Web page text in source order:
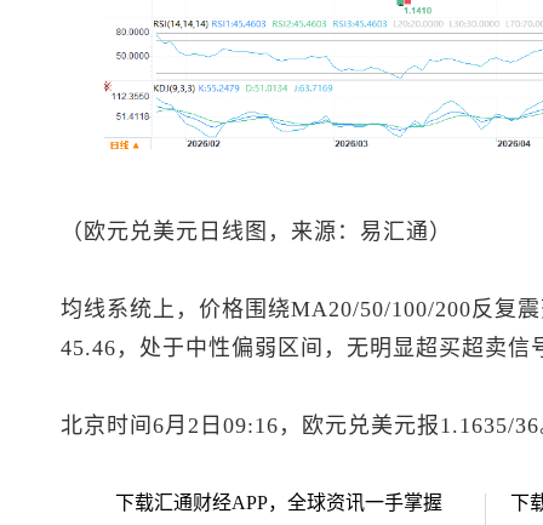
（ 欧元兑美元 日线图，来源：易汇通）
均线系统上，价格围绕MA20/50/100/200反复
45.46，处于中性偏弱区间，无明显超买超卖
北京时间6月2日09:16， 欧元兑美元报1.1635/
下载汇通财经APP，全球资讯一手掌握 下